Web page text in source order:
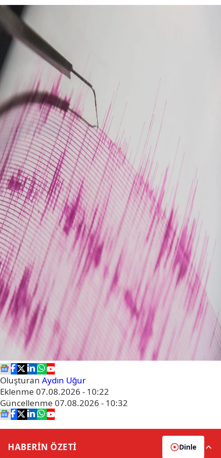
Oluşturan Aydın Uğur
Eklenme 07.08.2026 - 10:22
Güncellenme 07.08.2026 - 10:32
HABERİN ÖZETİ Dinle